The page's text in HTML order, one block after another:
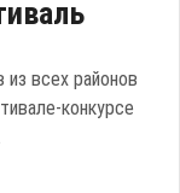
всех районов
конкурсе